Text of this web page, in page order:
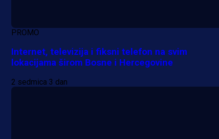
PROMO
Internet, televizija i fiksni telefon na svim
lokacijama širom Bosne i Hercegovine
2 sedmica 3 dan